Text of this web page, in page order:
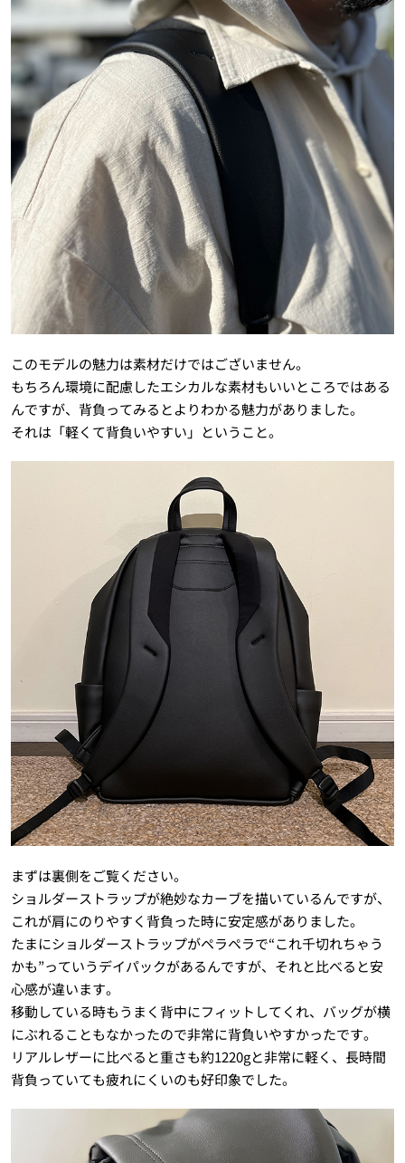
このモデルの魅力は素材だけではございません。
もちろん環境に配慮したエシカルな素材もいいところではある
んですが、背負ってみるとよりわかる魅力がありました。
それは「軽くて背負いやすい」ということ。
まずは裏側をご覧ください。
ショルダーストラップが絶妙なカーブを描いているんですが、
これが肩にのりやすく背負った時に安定感がありました。
たまにショルダーストラップがペラペラで“これ千切れちゃう
かも”っていうデイパックがあるんですが、それと比べると安
心感が違います。
移動している時もうまく背中にフィットしてくれ、バッグが横
にぶれることもなかったので非常に背負いやすかったです。
リアルレザーに比べると重さも約1220gと非常に軽く、長時間
背負っていても疲れにくいのも好印象でした。